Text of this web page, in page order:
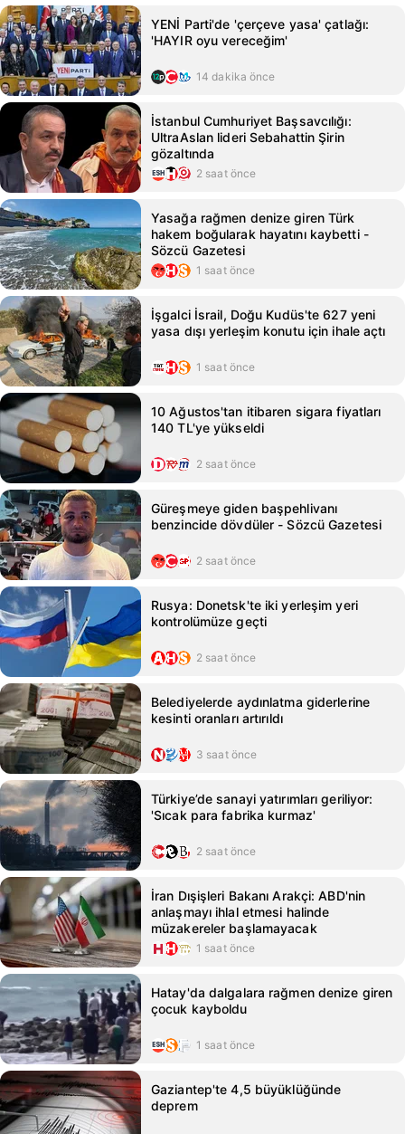
YENİ Parti'de 'çerçeve yasa' çatlağı:
'HAYIR oyu vereceğim'
14 dakika önce
İstanbul Cumhuriyet Başsavcılığı:
UltraAslan lideri Sebahattin Şirin
gözaltında
2 saat önce
Yasağa rağmen denize giren Türk
hakem boğularak hayatını kaybetti -
Sözcü Gazetesi
1 saat önce
İşgalci İsrail, Doğu Kudüs'te 627 yeni
yasa dışı yerleşim konutu için ihale açtı
1 saat önce
10 Ağustos'tan itibaren sigara fiyatları
140 TL'ye yükseldi
2 saat önce
Güreşmeye giden başpehlivanı
benzincide dövdüler - Sözcü Gazetesi
2 saat önce
Rusya: Donetsk'te iki yerleşim yeri
kontrolümüze geçti
2 saat önce
Belediyelerde aydınlatma giderlerine
kesinti oranları artırıldı
3 saat önce
Türkiye’de sanayi yatırımları geriliyor:
'Sıcak para fabrika kurmaz'
2 saat önce
İran Dışişleri Bakanı Arakçi: ABD'nin
anlaşmayı ihlal etmesi halinde
müzakereler başlamayacak
1 saat önce
Hatay'da dalgalara rağmen denize giren
çocuk kayboldu
1 saat önce
Gaziantep'te 4,5 büyüklüğünde
deprem